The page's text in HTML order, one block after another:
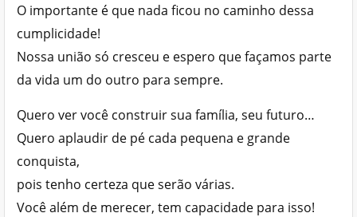
O importante é que nada ficou no caminho dessa
cumplicidade!
Nossa união só cresceu e espero que façamos parte
da vida um do outro para sempre.
Quero ver você construir sua família, seu futuro…
Quero aplaudir de pé cada pequena e grande
conquista,
pois tenho certeza que serão várias.
Você além de merecer, tem capacidade para isso!